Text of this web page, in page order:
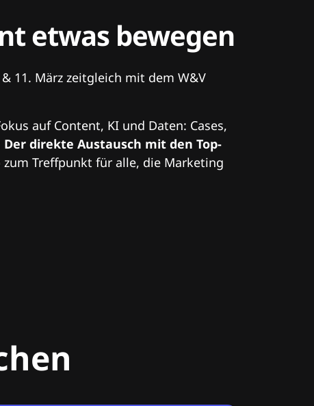
etwas bewegen
11. März zeitgleich mit dem W&V
auf Content, KI und Daten: Cases,
Der direkte Austausch mit den Top-
Treffpunkt für alle, die Marketing